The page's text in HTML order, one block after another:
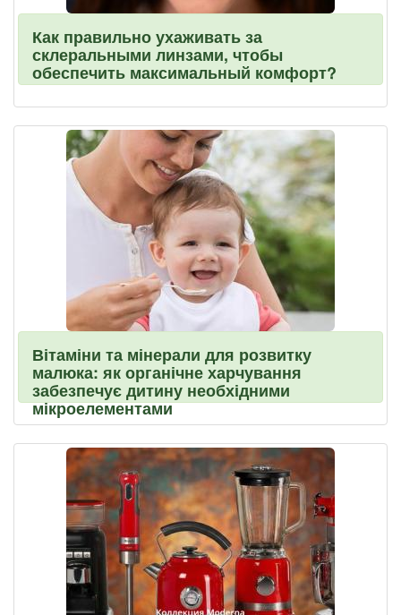
Как правильно ухаживать за
склеральными линзами, чтобы
обеспечить максимальный комфорт?
Вітаміни та мінерали для розвитку
малюка: як органічне харчування
забезпечує дитину необхідними
мікроелементами